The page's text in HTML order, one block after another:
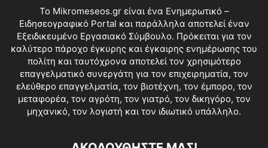
Το Mikromeseos.gr είναι ένα Ενημερωτικό –
Ειδησεογραφικό Portal και παράλληλα αποτελεί έναν
Εξειδικευμένο Εργασιακό Σύμβουλο. Πρόκειται για τον
καλύτερο πάροχο έγκυρης και έγκαιρης ενημέρωσης του
πολίτη και ταυτόχρονα αποτελεί τον χρησιμότερο
επαγγελματικό συνεργάτη για τον επιχειρηματία, τον
ελεύθερο επαγγελματία, τον βιοτέχνη, τον έμπορο, τον
μεταφορέα, τον αγρότη, τον γιατρό, τον δικηγόρο, τον
μηχανικό, τον λογιστή και τον ιδιωτικό υπάλληλο.